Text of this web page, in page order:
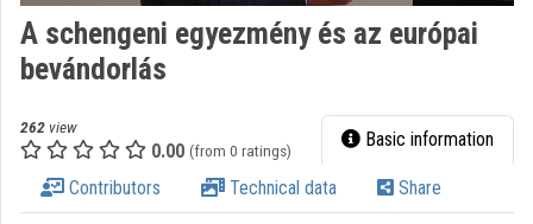
Categories
Organizations
Contributors
A schengeni egyezmény és az európai
bevándorlás
262 view
0.00 (from 0 ratings) Basic information
Contributors Technical data Share